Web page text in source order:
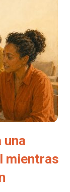
una
mientras